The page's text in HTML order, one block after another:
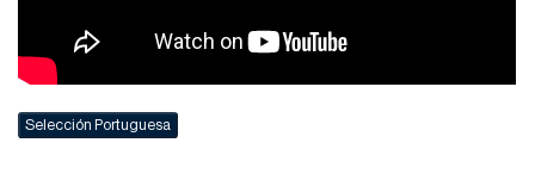
Selección Portuguesa